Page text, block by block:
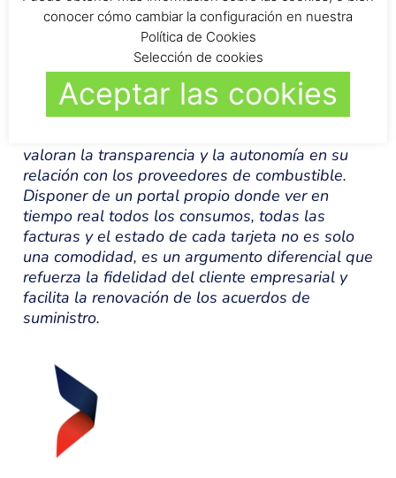
MEJOR RELACIÓN CON EL CLIENTE EMPRESARIAL
valoran la transparencia y la autonomía en su
relación con los proveedores de combustible.
Disponer de un portal propio donde ver en
tiempo real todos los consumos, todas las
facturas y el estado de cada tarjeta no es solo
una comodidad, es un argumento diferencial que
refuerza la fidelidad del cliente empresarial y
facilita la renovación de los acuerdos de
suministro.
conocer cómo cambiar la configuración en nuestra
Política de Cookies
Selección de cookies
Aceptar las cookies